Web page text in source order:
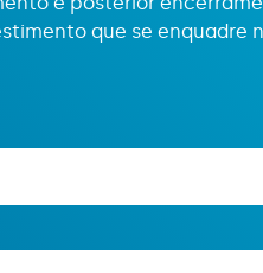
que se enquadre